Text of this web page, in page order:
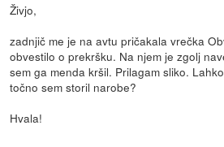
Živjo,
zadnjič me je na avtu pričakala vrečka
obvestilo o prekršku. Na njem je zgolj
sem ga menda kršil. Prilagam sliko.
točno sem storil narobe?
Hvala!